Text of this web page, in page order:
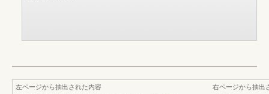
左ページから抽出された内容
右ページから抽出